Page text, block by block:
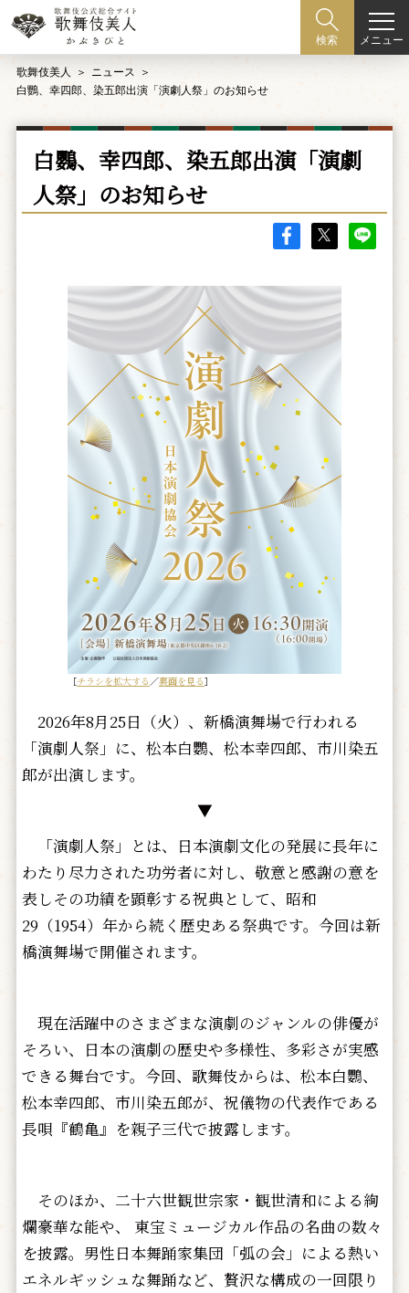
検索 メニュー
歌舞伎美人
ニュース
白鸚、幸四郎、染五郎出演「演劇人祭」のお知らせ
白鸚、幸四郎、染五郎出演「演劇
人祭」のお知らせ
［チラシを拡大する ／裏面を見る］
2026年8月25日（火）、新橋演舞場で行われる
「演劇人祭」に、松本白鸚、松本幸四郎、市川染五
郎が出演します。
▼
「演劇人祭」とは、日本演劇文化の発展に長年に
わたり尽力された功労者に対し、敬意と感謝の意を
表しその功績を顕彰する祝典として、昭和
29（1954）年から続く歴史ある祭典です。今回は新
橋演舞場で開催されます。
現在活躍中のさまざまな演劇のジャンルの俳優が
そろい、日本の演劇の歴史や多様性、多彩さが実感
できる舞台です。今回、歌舞伎からは、松本白鸚、
松本幸四郎、市川染五郎が、祝儀物の代表作である
長唄『鶴亀』を親子三代で披露します。
そのほか、二十六世観世宗家・観世清和による絢
爛豪華な能や、 東宝ミュージカル作品の名曲の数々
を披露。男性日本舞踊家集団「弧の会」による熱い
エネルギッシュな舞踊など、贅沢な構成の一回限り